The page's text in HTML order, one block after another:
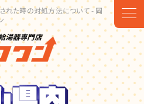
れた時の対処方法について - 岡
t
o
l
e
n
a